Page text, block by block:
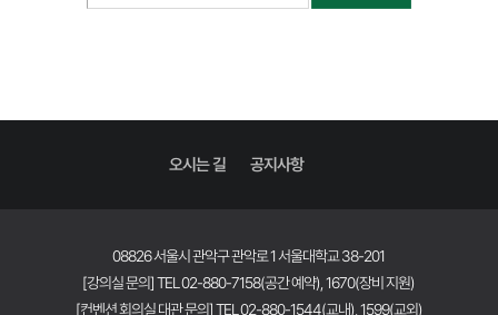
오시는 길 공지사항
08826 서울시 관악구 관악로 1 서울대학교 38-201
[강의실 문의] TEL 02-880-7158(공간 예약), 1670(장비 지원)
[컨벤션 회의실 대관 문의] TEL 02-880-1544(교내), 1599(교외)